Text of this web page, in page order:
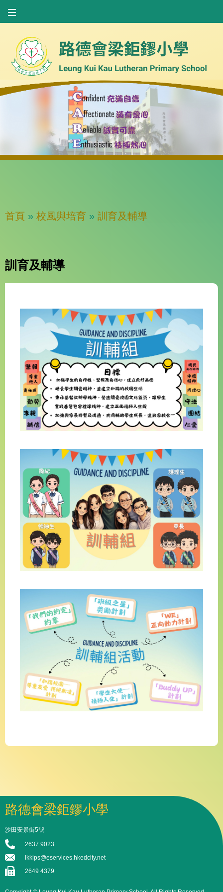
首頁 » 校風與培育 » 訓育及輔導
訓育及輔導
路德會梁鉅鏐小學
沙田安景街5號
2637 9023
lkklps@eservices.hkedcity.net
2649 4379